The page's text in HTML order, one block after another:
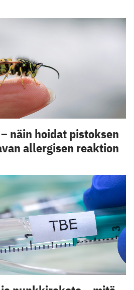
näin hoidat pistoksen
allergisen reaktion